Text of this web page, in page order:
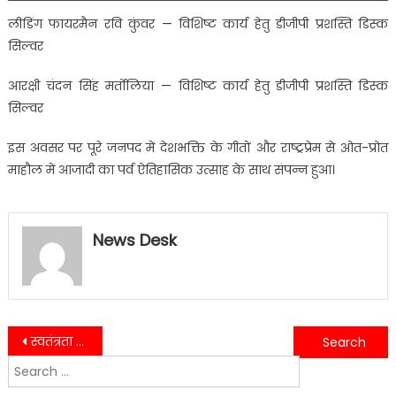
लीडिंग फायरमैन रवि कुंवर — विशिष्ट कार्य हेतु डीजीपी प्रशस्ति डिस्क
सिल्वर
आरक्षी चंदन सिंह मर्तोलिया — विशिष्ट कार्य हेतु डीजीपी प्रशस्ति डिस्क
सिल्वर
इस अवसर पर पूरे जनपद में देशभक्ति के गीतों और राष्ट्रप्रेम से ओत-प्रोत
माहौल में आजादी का पर्व ऐतिहासिक उत्साह के साथ संपन्न हुआ।
News Desk
Post
navigation
स्वतंत्रता दिवस पर मुख्यमंत्री धामी की 6 बड़ी घोषणाएं, विकास को मिला नया रोडमैप….
लटूरिया बाबा आश्रम में श्रीकृष्ण जन्मोत्सव, देर रात तक चला भजन-कीर्तन….
Search
for: